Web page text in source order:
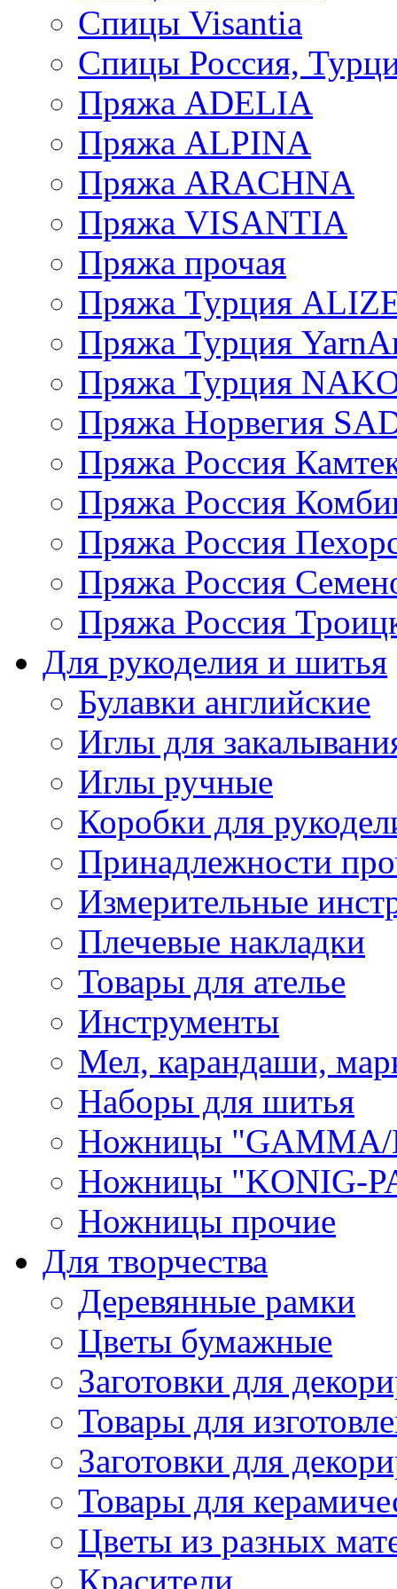
Спицы Visantia
Спицы Россия,
Пряжа ADELIA
Пряжа ALPINA
Пряжа ARACHNA
Пряжа VISANTIA
Пряжа прочая
Пряжа Турция
Пряжа Турция
Пряжа Турция
Пряжа Норвегия
Пряжа Россия
Пряжа Россия
Пряжа Россия
Пряжа Россия
Пряжа Россия
Для рукоделия и шитья
Булавки английские
Иглы для
Иглы ручные
Коробки для
Принадлежности
Измерительные
Плечевые накладки
Товары для ателье
Инструменты
Мел, карандаши,
Наборы для шитья
Ножницы "GAMMA/
Ножницы "KONIG-
Ножницы прочие
Для творчества
Деревянные рамки
Цветы бумажные
Заготовки для
Товары для
Заготовки для
Товары для
Цветы из разных
Красители